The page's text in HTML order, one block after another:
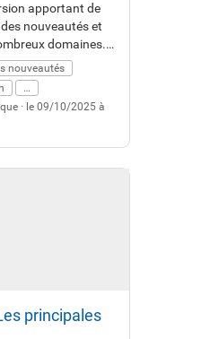
apportant de
nouveautés et
domaines.
nouveautés
…
· le 09/10/2025 à
principales